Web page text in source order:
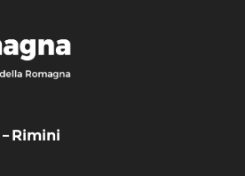
– Rimini